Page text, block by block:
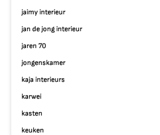
jaimy interieur
jan de jong interieur
jaren 70
jongenskamer
kaja interieurs
karwei
kasten
keuken